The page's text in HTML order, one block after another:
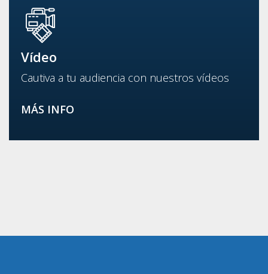
Vídeo
Cautiva a tu audiencia con nuestros vídeos
MÁS INFO